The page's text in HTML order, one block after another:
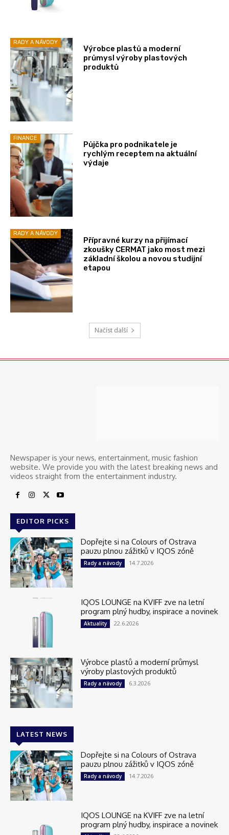
RADY A NÁVODY
Výrobce plastů a moderní
průmysl výroby plastových
produktů
FINANCE
Půjčka pro podnikatele je
rychlým receptem na aktuální
výdaje
RADY A NÁVODY
Přípravné kurzy na přijímací
zkoušky CERMAT jako most mezi
základní školou a novou studijní
etapou
Načíst další
Newspaper is your news, entertainment, music fashion
website. We provide you with the latest breaking news and
videos straight from the entertainment industry.
EDITOR PICKS
Dopřejte si na Colours of Ostrava
pauzu plnou zážitků v IQOS zóně
Rady a návody 14.7.2026
IQOS LOUNGE na KVIFF zve na letní
program plný hudby, inspirace a novinek
Aktuality 22.6.2026
Výrobce plastů a moderní průmysl
výroby plastových produktů
Rady a návody 6.3.2026
LATEST NEWS
Dopřejte si na Colours of Ostrava
pauzu plnou zážitků v IQOS zóně
Rady a návody 14.7.2026
IQOS LOUNGE na KVIFF zve na letní
program plný hudby, inspirace a novinek